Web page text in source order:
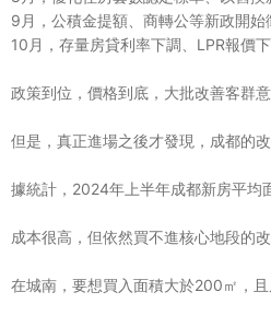
臺
矩陣
9月，公積金提額、商轉公等新政開始
10月，存量房貸利率下調、LPR報價
政策到位，價格到底，大批改善客群
但是，真正進場之後才發現，成都的
據統計，2024年上半年成都新房平均
成本很高，但依然買不進核心地段的
在城南，要想買入面積大於200㎡，